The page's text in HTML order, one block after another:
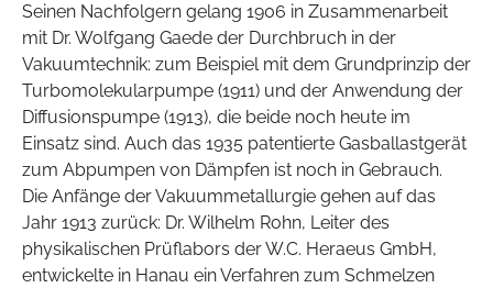
Seinen Nachfolgern gelang 1906 in Zusammenarbeit
mit Dr. Wolfgang Gaede der Durchbruch in der
Vakuumtechnik: zum Beispiel mit dem Grundprinzip der
Turbomolekularpumpe (1911) und der Anwendung der
Diffusionspumpe (1913), die beide noch heute im
Einsatz sind. Auch das 1935 patentierte Gasballastgerät
zum Abpumpen von Dämpfen ist noch in Gebrauch.
Die Anfänge der Vakuummetallurgie gehen auf das
Jahr 1913 zurück: Dr. Wilhelm Rohn, Leiter des
physikalischen Prüflabors der W.C. Heraeus GmbH,
entwickelte in Hanau ein Verfahren zum Schmelzen